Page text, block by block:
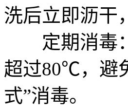
洗后立即沥干
定期消毒：
超过80℃，避
式”消毒。